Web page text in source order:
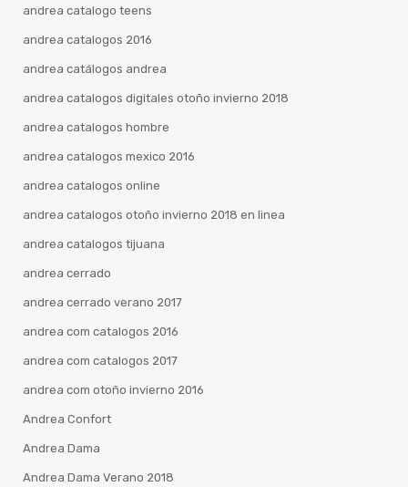
andrea catalogo teens
andrea catalogos 2016
andrea catálogos andrea
andrea catalogos digitales otoño invierno 2018
andrea catalogos hombre
andrea catalogos mexico 2016
andrea catalogos online
andrea catalogos otoño invierno 2018 en linea
andrea catalogos tijuana
andrea cerrado
andrea cerrado verano 2017
andrea com catalogos 2016
andrea com catalogos 2017
andrea com otoño invierno 2016
Andrea Confort
Andrea Dama
Andrea Dama Verano 2018